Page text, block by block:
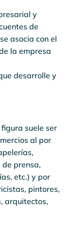
y
de
asocia con el
la empresa
desarrolle y
suele ser
al por
prensa,
etc.) y por
pintores,
arquitectos,